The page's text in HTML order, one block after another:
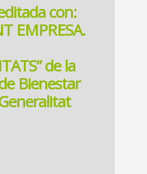
con:
EMPRESA.
de la
Bienestar